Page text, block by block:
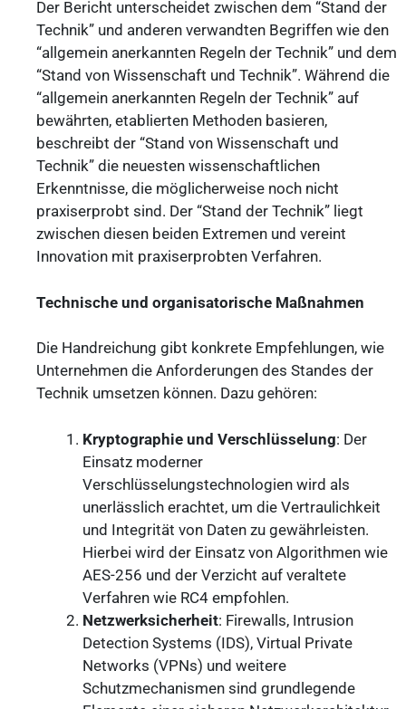
Der Bericht unterscheidet zwischen dem “Stand der
Technik” und anderen verwandten Begriffen wie den
“allgemein anerkannten Regeln der Technik” und dem
“Stand von Wissenschaft und Technik”. Während die
“allgemein anerkannten Regeln der Technik” auf
bewährten, etablierten Methoden basieren,
beschreibt der “Stand von Wissenschaft und
Technik” die neuesten wissenschaftlichen
Erkenntnisse, die möglicherweise noch nicht
praxiserprobt sind. Der “Stand der Technik” liegt
zwischen diesen beiden Extremen und vereint
Innovation mit praxiserprobten Verfahren.
Technische und organisatorische Maßnahmen
Die Handreichung gibt konkrete Empfehlungen, wie
Unternehmen die Anforderungen des Standes der
Technik umsetzen können. Dazu gehören:
Kryptographie und Verschlüsselung: Der
Einsatz moderner
Verschlüsselungstechnologien wird als
unerlässlich erachtet, um die Vertraulichkeit
und Integrität von Daten zu gewährleisten.
Hierbei wird der Einsatz von Algorithmen wie
AES-256 und der Verzicht auf veraltete
Verfahren wie RC4 empfohlen.
Netzwerksicherheit: Firewalls, Intrusion
Detection Systems (IDS), Virtual Private
Networks (VPNs) und weitere
Schutzmechanismen sind grundlegende